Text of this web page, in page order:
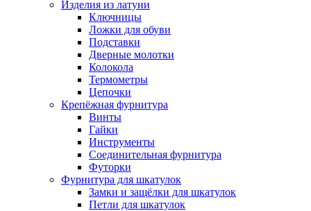
Изделия из латуни
Ключницы
Ложки для обуви
Подставки
Дверные молотки
Колокола
Термометры
Цепочки
Крепёжная фурнитура
Винты
Гайки
Инструменты
Соединительная фурнитура
Футорки
Фурнитура для шкатулок
Замки и защёлки для шкатулок
Петли для шкатулок